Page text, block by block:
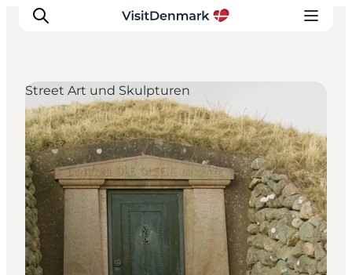
Inspiration
Regionen
Erlebnisse
Unterkünfte
Reiseplanung
Street Art und Skulpturen